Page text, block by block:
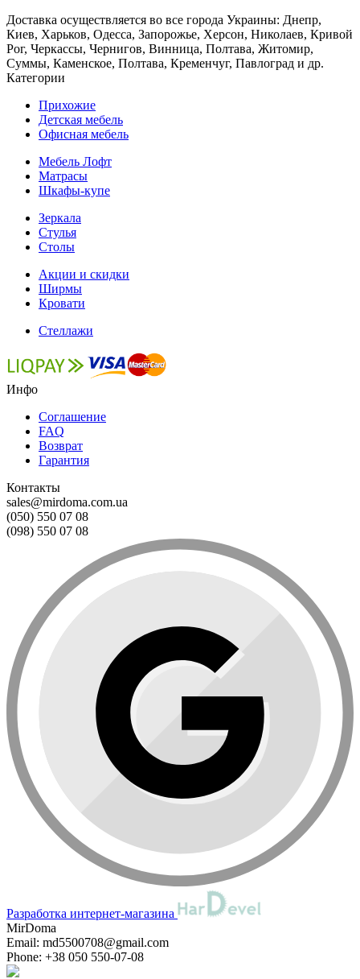
Доставка осуществляется во все города Украины: Днепр,
Киев, Харьков, Одесса, Запорожье, Херсон, Николаев, Кривой
Рог, Черкассы, Чернигов, Винница, Полтава, Житомир,
Суммы, Каменское, Полтава, Кременчуг, Павлоград и др.
Категории
Прихожие
Детская мебель
Офисная мебель
Мебель Лофт
Матрасы
Шкафы-купе
Зеркала
Стулья
Столы
Акции и скидки
Ширмы
Кровати
Стеллажи
Инфо
Соглашение
FAQ
Возврат
Гарантия
Контакты
sales@mirdoma.com.ua
(050) 550 07 08
(098) 550 07 08
Разработка интернет-магазина
MirDoma
Email: md5500708@gmail.com
Phone: +38 050 550-07-08